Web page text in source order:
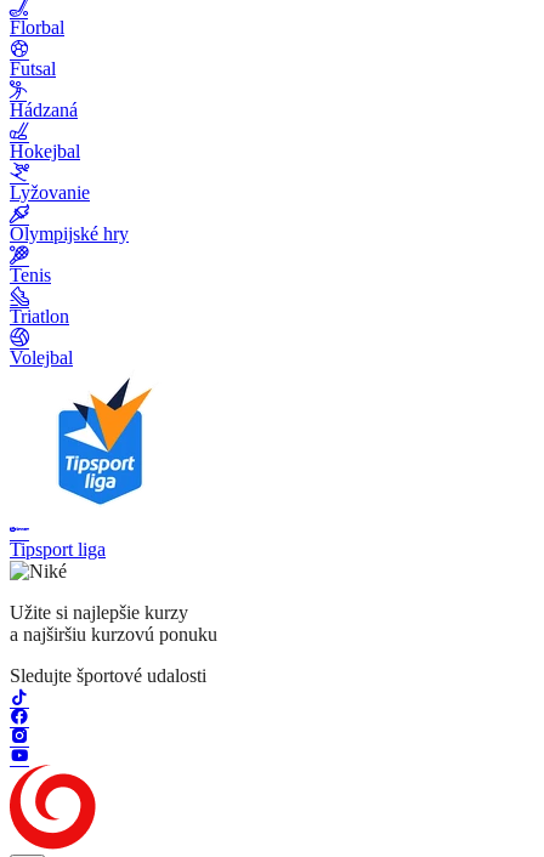
Florbal
Futsal
Hádzaná
Hokejbal
Lyžovanie
Olympijské hry
Tenis
Triatlon
Volejbal
Tipsport liga
Užite si najlepšie kurzy
a najširšiu kurzovú ponuku
Sledujte športové udalosti